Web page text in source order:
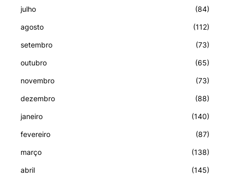
julho (84)
agosto (112)
setembro (73)
outubro (65)
novembro (73)
dezembro (88)
janeiro (140)
fevereiro (87)
março (138)
abril (145)